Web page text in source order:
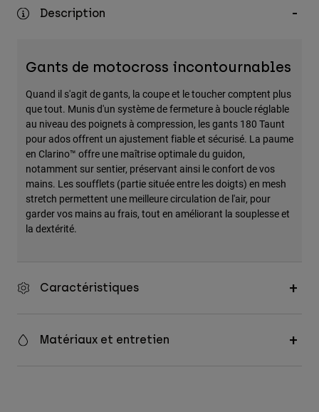
Accessoires
Sacs et sacs à dos
Voir tout
Description
Gants de motocross incontournables
Quand il s'agit de gants, la coupe et le toucher comptent plus
que tout. Munis d'un système de fermeture à boucle réglable
au niveau des poignets à compression, les gants 180 Taunt
pour ados offrent un ajustement fiable et sécurisé. La paume
en Clarino™ offre une maîtrise optimale du guidon,
notamment sur sentier, préservant ainsi le confort de vos
mains. Les soufflets (partie située entre les doigts) en mesh
stretch permettent une meilleure circulation de l'air, pour
garder vos mains au frais, tout en améliorant la souplesse et
la dextérité.
Caractéristiques
Matériaux et entretien